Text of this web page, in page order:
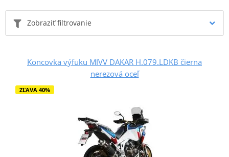
Zobraziť filtrovanie
Koncovka výfuku MIVV DAKAR H.079.LDKB čierna
nerezová oceľ
ZĽAVA 40%